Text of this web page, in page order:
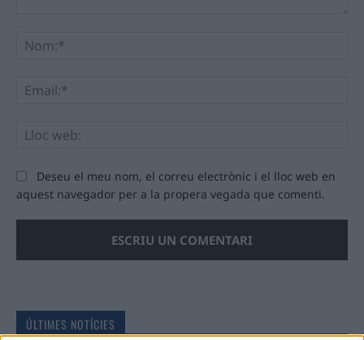
Deseu el meu nom, el correu electrònic i el lloc web en
aquest navegador per a la propera vegada que comenti.
ÚLTIMES NOTÍCIES